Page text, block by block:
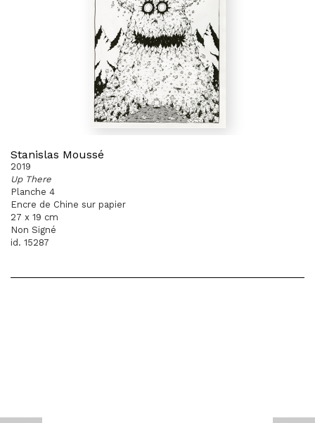
Stanislas Moussé
2019
Up There
Planche 4
Encre de Chine sur papier
27 x 19 cm
Non Signé
id. 15287